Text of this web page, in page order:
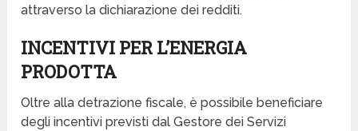
attraverso la dichiarazione dei redditi.
INCENTIVI PER L’ENERGIA
PRODOTTA
Oltre alla detrazione fiscale, è possibile beneficiare
degli incentivi previsti dal Gestore dei Servizi